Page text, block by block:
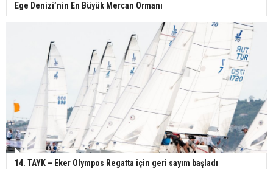
Ege Denizi’nin En Büyük Mercan Ormanı
14. TAYK – Eker Olympos Regatta için geri sayım başladı